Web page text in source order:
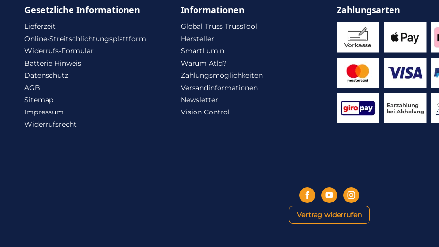
Gesetzliche Informationen
Lieferzeit
Online-Streitschlichtungsplattform
Widerrufs-Formular
Batterie Hinweis
Datenschutz
AGB
Sitemap
Impressum
Widerrufsrecht
Informationen
Global Truss TrussTool
Hersteller
SmartLumin
Warum Atld?
Zahlungsmöglichkeiten
Versandinformationen
Newsletter
Vision Control
Zahlungsarten
Vertrag widerrufen